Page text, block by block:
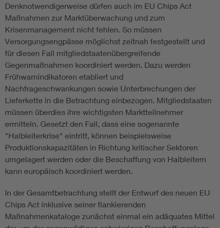
Denknotwendigerweise dürfen auch im EU Chips Act
Maßnahmen zur Marktüberwachung und zum
Krisenmanagement nicht fehlen. So müssen
Versorgungsengpässe möglichst zeitnah festgestellt und
für diesen Fall mitgliedstaatenübergreifende
Gegenmaßnahmen koordiniert werden. Dazu werden
Frühwarnindikatoren etabliert und
Nachfrageschwankungen sowie Unterbrechungen der
Lieferkette in die Betrachtung einbezogen. Mitgliedstaaten
müssen überdies ihre wichtigsten Marktteilnehmer
ermitteln. Gesetzt den Fall, dass eine sogenannte
"Halbleiterkrise" eintritt, können beispielsweise
Produktionskapazitäten in Richtung kritischer Sektoren
umgelagert werden oder die Beschaffung von Halbleitern
kann europäisch koordiniert werden.
In der Gesamtbetrachtung stellt der Entwurf des neuen EU
Chips Act inklusive seiner flankierenden
Maßnahmenkataloge zunächst einmal ein adäquates Mittel